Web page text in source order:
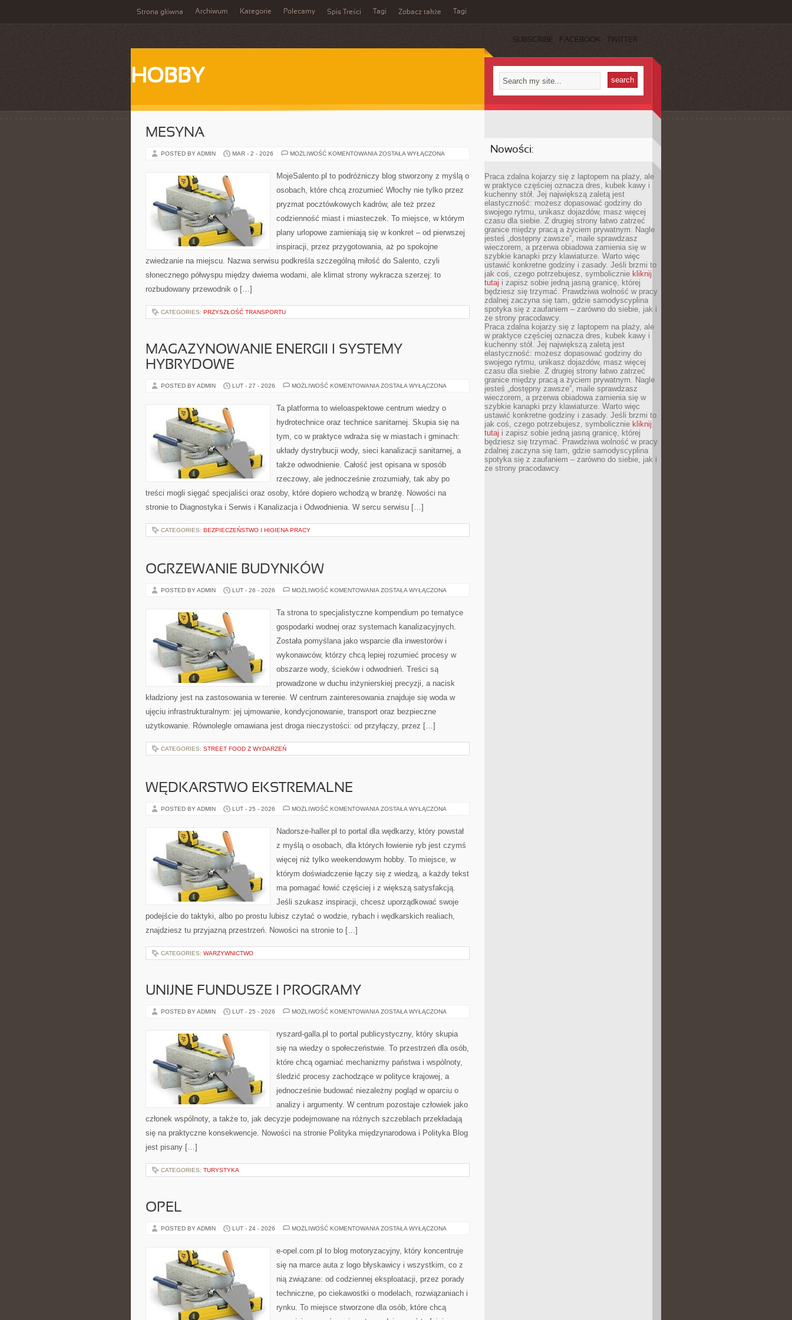
Strona główna Archiwum Kategorie Polecamy Spis Treści Tagi Zobacz także Tagi
SUBSCRIBE FACEBOOK TWITTER
HOBBY
MESYNA
POSTED BY ADMIN MAR - 2 - 2026 MOŻLIWOŚĆ KOMENTOWANIA MESYNA
ZOSTAŁA WYŁĄCZONA
MojeSalento.pl to podróżniczy blog stworzony z myślą o
osobach, które chcą zrozumieć Włochy nie tylko przez
pryzmat pocztówkowych kadrów, ale też przez
codzienność miast i miasteczek. To miejsce, w którym
plany urlopowe zamieniają się w konkret – od pierwszej
inspiracji, przez przygotowania, aż po spokojne
zwiedzanie na miejscu. Nazwa serwisu podkreśla szczególną miłość do Salento, czyli
słonecznego półwyspu między dwiema wodami, ale klimat strony wykracza szerzej: to
rozbudowany przewodnik o […]
CATEGORIES: PRZYSZŁOŚĆ TRANSPORTU
MAGAZYNOWANIE ENERGII I SYSTEMY
HYBRYDOWE
POSTED BY ADMIN LUT - 27 - 2026 MOŻLIWOŚĆ KOMENTOWANIA MAGAZYNOWANIE
SYSTEMY
HYBRYDOWE
ZOSTAŁA WYŁĄCZONA
Ta platforma to wieloaspektowe centrum wiedzy o
hydrotechnice oraz technice sanitarnej. Skupia się na
tym, co w praktyce wdraża się w miastach i gminach:
układy dystrybucji wody, sieci kanalizacji sanitarnej, a
także odwodnienie. Całość jest opisana w sposób
rzeczowy, ale jednocześnie zrozumiały, tak aby po
treści mogli sięgać specjaliści oraz osoby, które dopiero wchodzą w branżę. Nowości na
stronie to Diagnostyka i Serwis i Kanalizacja i Odwodnienia. W sercu serwisu […]
CATEGORIES: BEZPIECZEŃSTWO I HIGIENA PRACY
OGRZEWANIE BUDYNKÓW
POSTED BY ADMIN LUT - 26 - 2026 MOŻLIWOŚĆ KOMENTOWANIA OGRZEWANIE
ZOSTAŁA WYŁĄCZONA
Ta strona to specjalistyczne kompendium po tematyce
gospodarki wodnej oraz systemach kanalizacyjnych.
Została pomyślana jako wsparcie dla inwestorów i
wykonawców, którzy chcą lepiej rozumieć procesy w
obszarze wody, ścieków i odwodnień. Treści są
prowadzone w duchu inżynierskiej precyzji, a nacisk
kładziony jest na zastosowania w terenie. W centrum zainteresowania znajduje się woda w
ujęciu infrastrukturalnym: jej ujmowanie, kondycjonowanie, transport oraz bezpieczne
użytkowanie. Równolegle omawiana jest droga nieczystości: od przyłączy, przez […]
CATEGORIES: STREET FOOD Z WYDARZEŃ
WĘDKARSTWO EKSTREMALNE
POSTED BY ADMIN LUT - 25 - 2026 MOŻLIWOŚĆ KOMENTOWANIA WĘDKARSTWO
ZOSTAŁA WYŁĄCZONA
Nadorsze-haller.pl to portal dla wędkarzy, który powstał
z myślą o osobach, dla których łowienie ryb jest czymś
więcej niż tylko weekendowym hobby. To miejsce, w
którym doświadczenie łączy się z wiedzą, a każdy tekst
ma pomagać łowić częściej i z większą satysfakcją.
Jeśli szukasz inspiracji, chcesz uporządkować swoje
podejście do taktyki, albo po prostu lubisz czytać o wodzie, rybach i wędkarskich realiach,
znajdziesz tu przyjazną przestrzeń. Nowości na stronie to […]
CATEGORIES: WARZYWNICTWO
UNIJNE FUNDUSZE I PROGRAMY
POSTED BY ADMIN LUT - 25 - 2026 MOŻLIWOŚĆ KOMENTOWANIA UNIJNE
PROGRAMY
ZOSTAŁA WYŁĄCZONA
ryszard-galla.pl to portal publicystyczny, który skupia
się na wiedzy o społeczeństwie. To przestrzeń dla osób,
które chcą ogarniać mechanizmy państwa i wspólnoty,
śledzić procesy zachodzące w polityce krajowej, a
jednocześnie budować niezależny pogląd w oparciu o
analizy i argumenty. W centrum pozostaje człowiek jako
członek wspólnoty, a także to, jak decyzje podejmowane na różnych szczeblach przekładają
się na praktyczne konsekwencje. Nowości na stronie Polityka międzynarodowa i Polityka Blog
jest pisany […]
CATEGORIES: TURYSTYKA
OPEL
POSTED BY ADMIN LUT - 24 - 2026 MOŻLIWOŚĆ KOMENTOWANIA OPEL
ZOSTAŁA WYŁĄCZONA
e-opel.com.pl to blog motoryzacyjny, który koncentruje
się na marce auta z logo błyskawicy i wszystkim, co z
nią związane: od codziennej eksploatacji, przez porady
techniczne, po ciekawostki o modelach, rozwiązaniach i
rynku. To miejsce stworzone dla osób, które chcą
Nowości:
Praca zdalna kojarzy się z laptopem na plaży, ale
w praktyce częściej oznacza dres, kubek kawy i
kuchenny stół. Jej największą zaletą jest
elastyczność: możesz dopasować godziny do
swojego rytmu, unikasz dojazdów, masz więcej
czasu dla siebie. Z drugiej strony łatwo zatrzeć
granice między pracą a życiem prywatnym. Nagle
jesteś „dostępny zawsze”, maile sprawdzasz
wieczorem, a przerwa obiadowa zamienia się w
szybkie kanapki przy klawiaturze. Warto więc
ustawić konkretne godziny i zasady. Jeśli brzmi to
jak coś, czego potrzebujesz, symbolicznie kliknij
tutaj i zapisz sobie jedną jasną granicę, której
będziesz się trzymać. Prawdziwa wolność w pracy
zdalnej zaczyna się tam, gdzie samodyscyplina
spotyka się z zaufaniem – zarówno do siebie, jak i
ze strony pracodawcy.
Praca zdalna kojarzy się z laptopem na plaży, ale
w praktyce częściej oznacza dres, kubek kawy i
kuchenny stół. Jej największą zaletą jest
elastyczność: możesz dopasować godziny do
swojego rytmu, unikasz dojazdów, masz więcej
czasu dla siebie. Z drugiej strony łatwo zatrzeć
granice między pracą a życiem prywatnym. Nagle
jesteś „dostępny zawsze”, maile sprawdzasz
wieczorem, a przerwa obiadowa zamienia się w
szybkie kanapki przy klawiaturze. Warto więc
ustawić konkretne godziny i zasady. Jeśli brzmi to
jak coś, czego potrzebujesz, symbolicznie kliknij
tutaj i zapisz sobie jedną jasną granicę, której
będziesz się trzymać. Prawdziwa wolność w pracy
zdalnej zaczyna się tam, gdzie samodyscyplina
spotyka się z zaufaniem – zarówno do siebie, jak i
ze strony pracodawcy.